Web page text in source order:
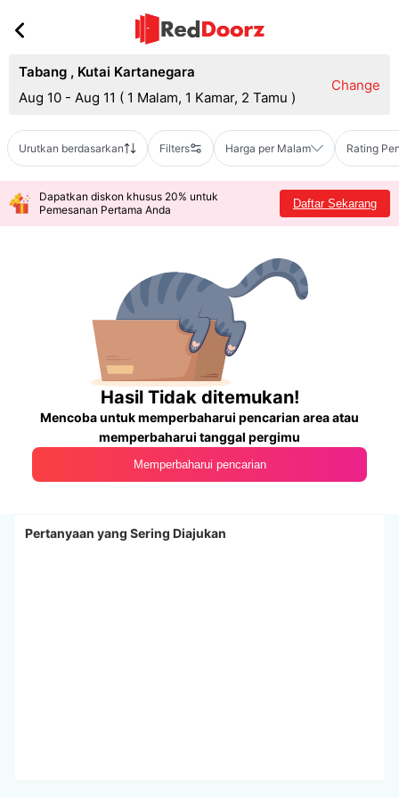
Tabang , Kutai Kartanegara
Aug 10 - Aug 11 ( 1 Malam, 1 Kamar, 2 Tamu )
Change
Urutkan berdasarkan Filters Harga per Malam Rating
Dapatkan diskon khusus 20% untuk
Pemesanan Pertama Anda
Daftar Sekarang
Hasil Tidak ditemukan!
Mencoba untuk memperbaharui pencarian area atau
memperbaharui tanggal pergimu
Memperbaharui pencarian
Pertanyaan yang Sering Diajukan